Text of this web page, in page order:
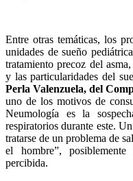
Entre otras temáticas, los
unidades de sueño
tratamiento precoz del
y las particularidades del
Perla Valenzuela, del
uno de los motivos de
Neumología es la
respiratorios durante este.
tratarse de un problema de
el hombre”,
percibida.